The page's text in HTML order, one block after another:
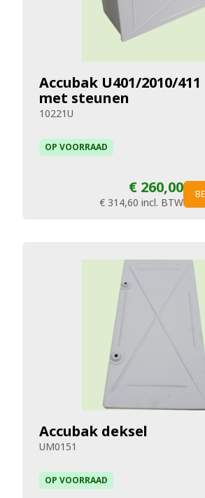
Accubak U401/2010/
met steunen
10221U
OP VOORRAAD
€ 260,00
€ 314,60 incl. BTW
Accubak deksel
UM0151
OP VOORRAAD